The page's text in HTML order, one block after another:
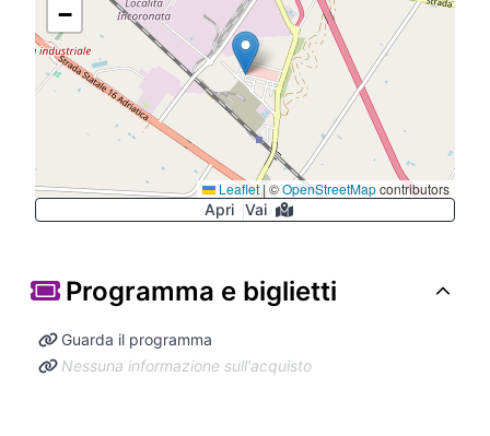
−
Leaflet | ©OpenStreetMapcontributors
Apri
Vai
Programma e biglietti
Guarda il programma
Nessuna informazione sull'acquisto